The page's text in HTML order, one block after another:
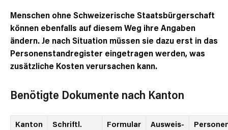
Menschen ohne Schweizerische Staatsbürgerschaft
können ebenfalls auf diesem Weg ihre Angaben
ändern. Je nach Situation müssen sie dazu erst in das
Personenstandregister eingetragen werden, was
zusätzliche Kosten verursachen kann.
Benötigte Dokumente nach Kanton
Kanton
Schriftl.
Formular
Ausweis-